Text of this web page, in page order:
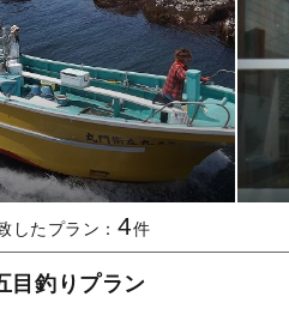
したプラン：4件
釣りプラン